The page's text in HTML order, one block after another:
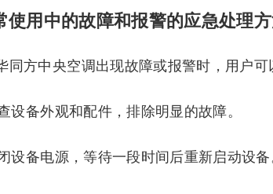
使用中的故障和报警的应急处理
同方中央空调出现故障或报警时，用户可
设备外观和配件，排除明显的故障。
设备电源，等待一段时间后重新启动设备